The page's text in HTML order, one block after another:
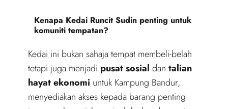
Kenapa Kedai Runcit Sudin penting untuk
komuniti tempatan?
Kedai ini bukan sahaja tempat membeli-belah
tetapi juga menjadi pusat sosial dan talian
hayat ekonomi untuk Kampung Bandur,
menyediakan akses kepada barang penting